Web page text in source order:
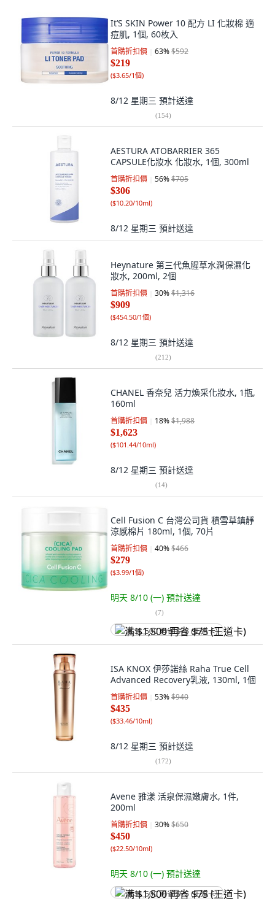
It’S SKIN Power 10 配方 LI 化妝棉 適
痘肌, 1個, 60枚入
首購折扣價 63%$592
$219
($3.65/1個)
8/12 星期三 預計送達
(154)
AESTURA ATOBARRIER 365
CAPSULE化妝水 化妝水, 1個, 300ml
首購折扣價 56%$705
$306
($10.20/10ml)
8/12 星期三 預計送達
Heynature 第三代魚腥草水潤保濕化
妝水, 200ml, 2個
首購折扣價 30%$1,316
$909
($454.50/1個)
8/12 星期三 預計送達
(212)
CHANEL 香奈兒 活力煥采化妝水, 1瓶,
160ml
首購折扣價 18%$1,988
$1,623
($101.44/10ml)
8/12 星期三 預計送達
(14)
Cell Fusion C 台灣公司貨 積雪草鎮靜
涼感棉片 180ml, 1個, 70片
首購折扣價 40%$466
$279
($3.99/1個)
明天 8/10 (一) 預計送達
(7)
满 $1,500 再省 $75 (王道卡)
ISA KNOX 伊莎諾絲 Raha True Cell
Advanced Recovery乳液, 130ml, 1個
首購折扣價 53%$940
$435
($33.46/10ml)
8/12 星期三 預計送達
(172)
Avene 雅漾 活泉保濕嫩膚水, 1件,
200ml
首購折扣價 30%$650
$450
($22.50/10ml)
明天 8/10 (一) 預計送達
满 $1,500 再省 $75 (王道卡)